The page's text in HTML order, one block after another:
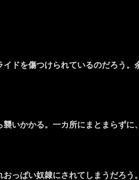
ドを傷つけられているのだろう。
いかかる。一カ所にまとまらず
っぱい奴隷にされてしまうだろ